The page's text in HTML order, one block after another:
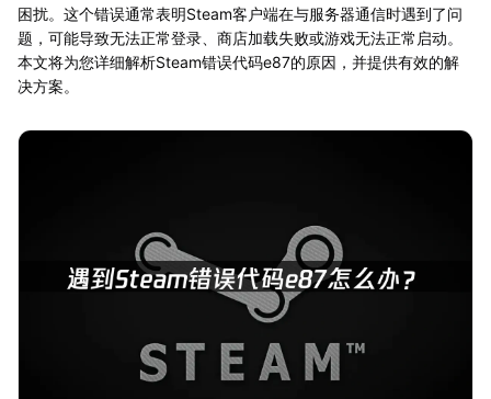
困扰。这个错误通常表明Steam客户端在与服务器通信时遇到了问
题，可能导致无法正常登录、商店加载失败或游戏无法正常启动。
本文将为您详细解析Steam错误代码e87的原因，并提供有效的解
决方案。